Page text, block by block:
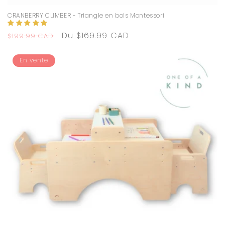
CRANBERRY CLIMBER - Triangle en bois Montessori
Prix
$199.99 CAD
Prix
Du $169.99 CAD
En vente